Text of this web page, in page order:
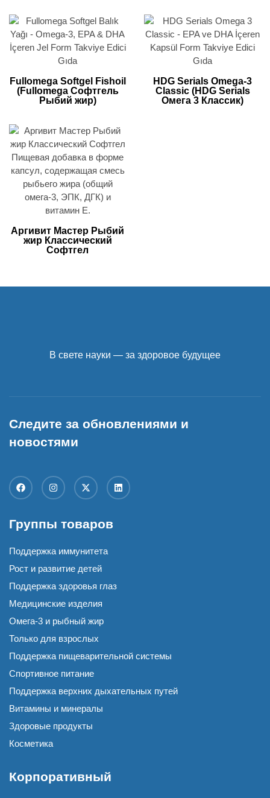
Fullomega Softgel Fishoil
(Fullomega Софтгель
Рыбий жир)
HDG Serials Оmega-3
Classic (HDG Serials
Омега 3 Классик)
Аргивит Мастер Рыбий
жир Классический
Софтгел
В свете науки — за здоровое будущее
Следите за обновлениями и
новостями
Группы товаров
Поддержка иммунитета
Рост и развитие детей
Поддержка здоровья глаз
Медицинские изделия
Омега-3 и рыбный жир
Только для взрослых
Поддержка пищеварительной системы
Спортивное питание
Поддержка верхних дыхательных путей
Витамины и минералы
Здоровые продукты
Косметика
Корпоративный